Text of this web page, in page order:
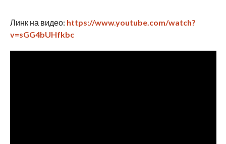
Линк на видео: https://www.youtube.com/watch?
v=sGG4bUHfkbc